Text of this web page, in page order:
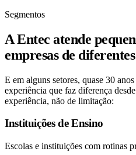
Segmentos
A Entec atende
empresas de
E em alguns setores, quase 30
experiência que faz diferença
experiência, não de limitação:
Instituições de Ensino
Escolas e instituições com rotinas